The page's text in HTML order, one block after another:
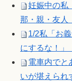
妊娠中の私
那・親・友人
1/2私「お
にするな！」
電車内でと
いが堪えられ